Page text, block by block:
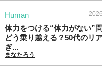
Human
体力をつける“体力がない”問
どう乗り越える？50代のリ
ぎ...
まなたろう